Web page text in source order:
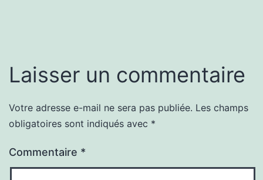
Laisser un commentaire
Votre adresse e-mail ne sera pas publiée. Les champs
obligatoires sont indiqués avec *
Commentaire *